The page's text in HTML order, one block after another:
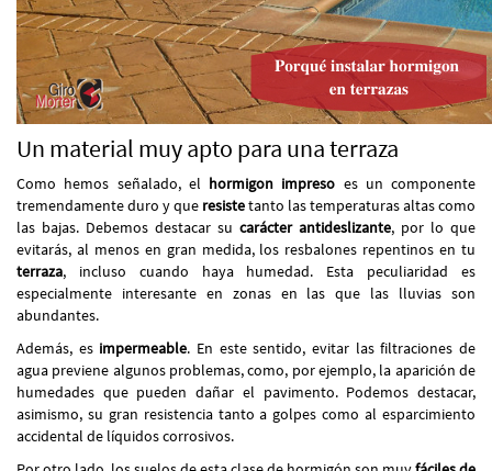
Un material muy apto para una terraza
Como hemos señalado, el hormigon impreso es un componente
tremendamente duro y que resistetanto las temperaturas altas como
las bajas. Debemos destacar su carácter antideslizante, por lo que
evitarás, al menos en gran medida, los resbalones repentinos en tu
terraza, incluso cuando haya humedad. Esta peculiaridad es
especialmente interesante en zonas en las que las lluvias son
abundantes.
Además, esimpermeable. En este sentido, evitar las filtraciones de
agua previene algunos problemas, como, por ejemplo, la aparición de
humedades que pueden dañar el pavimento. Podemos destacar,
asimismo, su gran resistencia tanto a golpes como al esparcimiento
accidental de líquidos corrosivos.